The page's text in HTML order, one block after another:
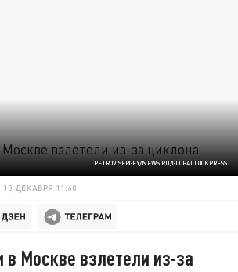
PETROV SERGEY/NEWS.RU/GLOBALLOOKPRESS
15 ДЕКАБРЯ 11:40
в Москве взлетели из-за